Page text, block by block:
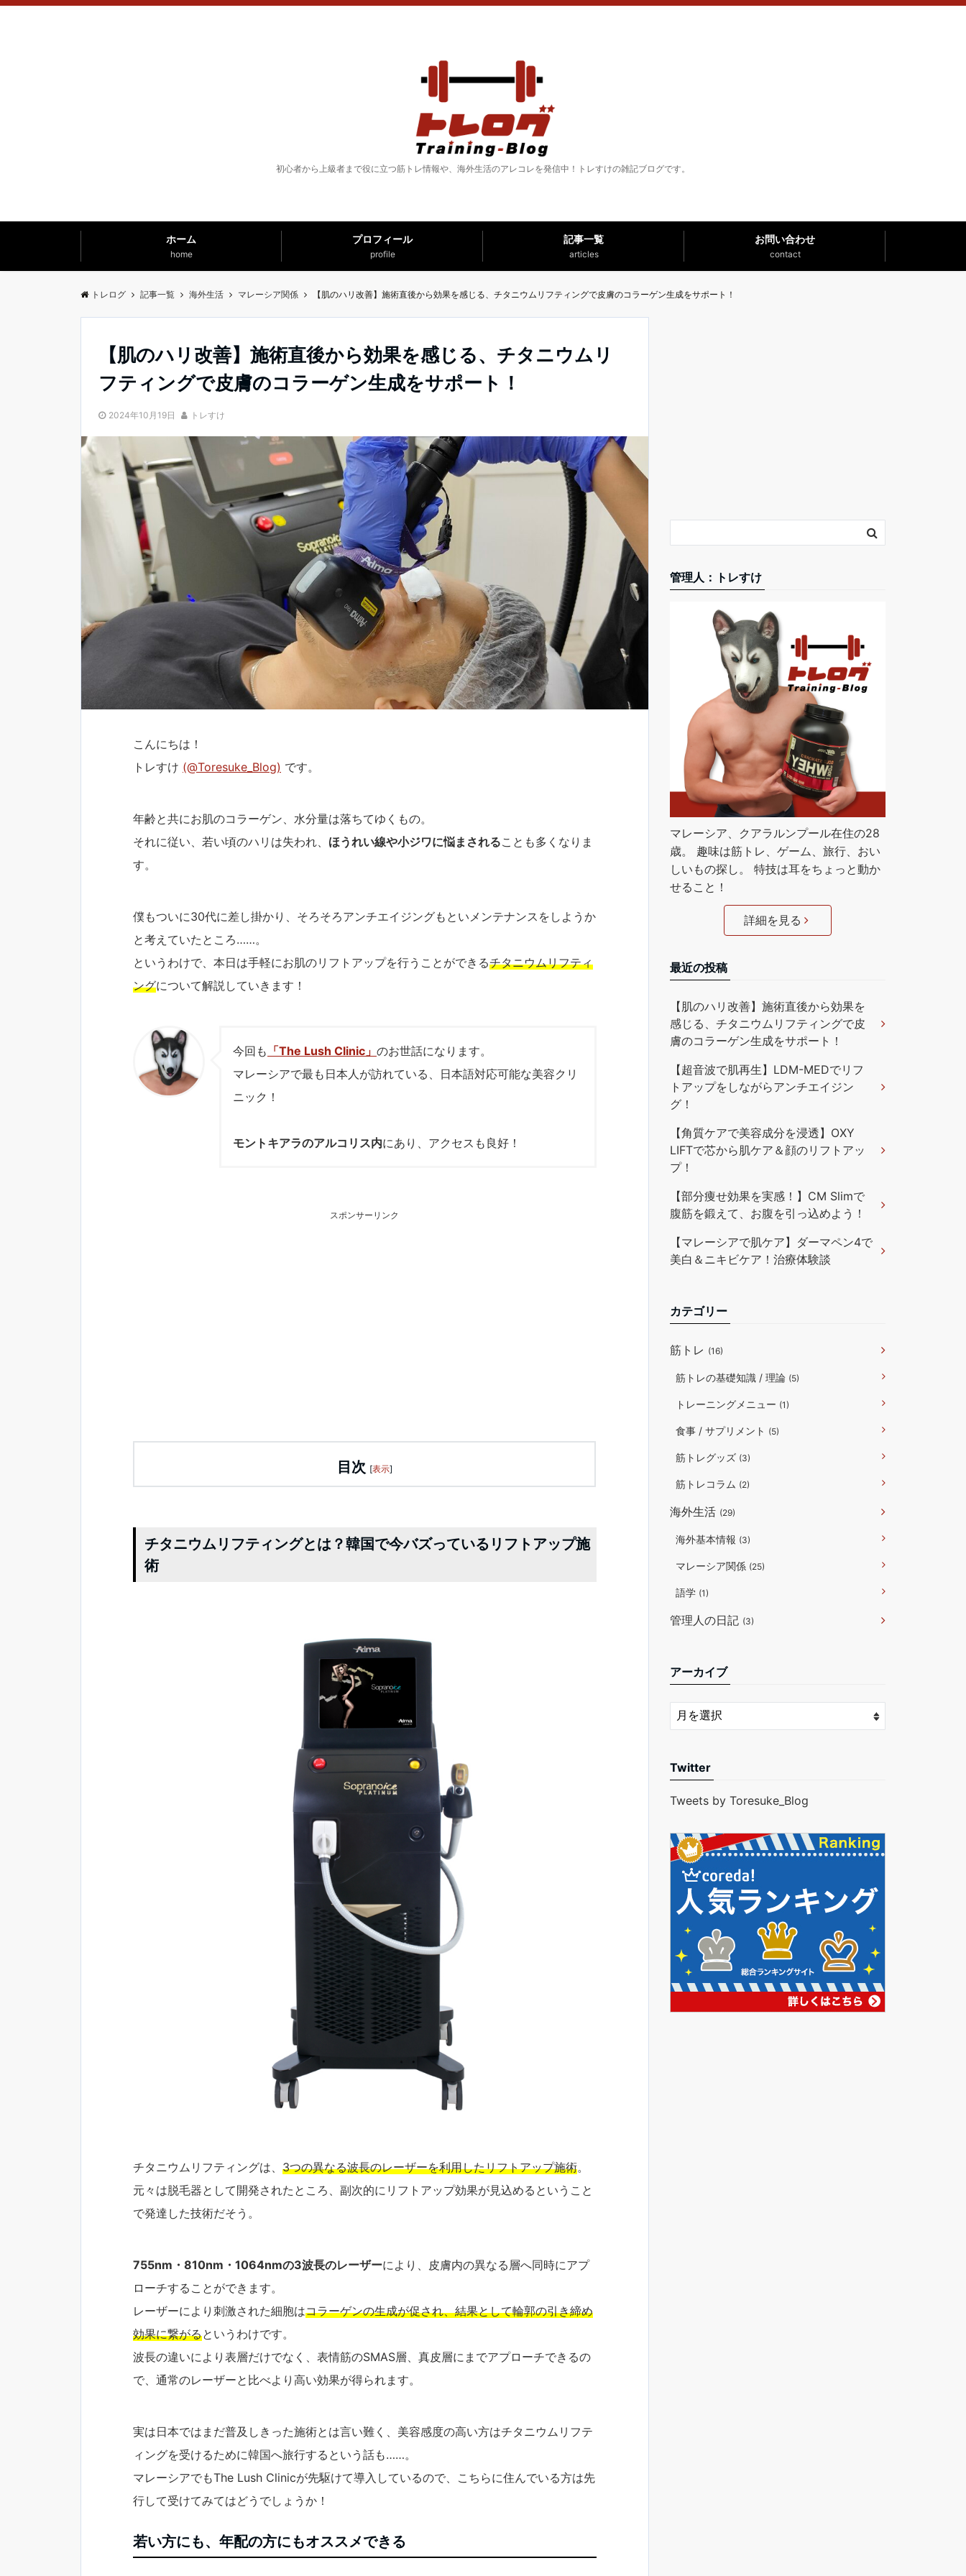
初心者から上級者まで役に立つ筋トレ情報や、海外生活のアレコレを発信中！トレすけの雑記ブログです。
ホーム
home
プロフィール
profile
記事一覧
articles
お問い合わせ
contact
トレログ 記事一覧 海外生活 マレーシア関係 【肌のハリ改善】施術直後から効果を感じる、チタニウムリフティングで皮膚のコラーゲン生成をサポート！
【肌のハリ改善】施術直後から効果を感じる、チタニウムリ
フティングで皮膚のコラーゲン生成をサポート！
2024年10月19日 トレすけ
こんにちは！
トレすけ (‎@Toresuke_Blog) です。
年齢と共にお肌のコラーゲン、水分量は落ちてゆくもの。
それに従い、若い頃のハリは失われ、 ほうれい線や小ジワに悩まされることも多くなりま
す。
僕もついに30代に差し掛かり、そろそろアンチエイジングもといメンテナンスをしようか
と考えていたところ……。
というわけで、本日は手軽にお肌のリフトアップを行うことができるチタニウムリフティ
ングについて解説していきます！
今回も 「The Lush Clinic」 のお世話になります。
マレーシアで最も日本人が訪れている、日本語対応可能な美容クリ
ニック！
モントキアラのアルコリス内にあり、アクセスも良好！
スポンサーリンク
目次 [表示]
チタニウムリフティングとは？韓国で今バズっているリフトアップ施
術
チタニウムリフティングは、 3つの異なる波長のレーザーを利用したリフトアップ施術。
元々は脱毛器として開発されたところ、副次的にリフトアップ効果が見込めるということ
で発達した技術だそう。
755nm・810nm・1064nmの3波長のレーザーにより、皮膚内の異なる層へ同時にアプ
ローチすることができます。
レーザーにより刺激された細胞はコラーゲンの生成が促され、結果として輪郭の引き締め
効果に繋がるというわけです。
波長の違いにより表層だけでなく、表情筋のSMAS層、真皮層にまでアプローチできるの
で、通常のレーザーと比べより高い効果が得られます。
実は日本ではまだ普及しきった施術とは言い難く、美容感度の高い方はチタニウムリフテ
ィングを受けるために韓国へ旅行するという話も……。
マレーシアでもThe Lush Clinicが先駆けて導入しているので、こちらに住んでいる方は先
行して受けてみてはどうでしょうか！
若い方にも、年配の方にもオススメできる
管理人：トレすけ
マレーシア、クアラルンプール在住の28
歳。 趣味は筋トレ、ゲーム、旅行、おい
しいもの探し。 特技は耳をちょっと動か
せること！
詳細を見る
最近の投稿
【肌のハリ改善】施術直後から効果を
感じる、チタニウムリフティングで皮
膚のコラーゲン生成をサポート！
【超音波で肌再生】LDM-MEDでリフ
トアップをしながらアンチエイジン
グ！
【角質ケアで美容成分を浸透】OXY
LIFTで芯から肌ケア＆顔のリフトアッ
プ！
【部分痩せ効果を実感！】CM Slimで
腹筋を鍛えて、お腹を引っ込めよう！
【マレーシアで肌ケア】ダーマペン4で
美白＆ニキビケア！治療体験談
カテゴリー
筋トレ (16)
筋トレの基礎知識 / 理論 (5)
トレーニングメニュー (1)
食事 / サプリメント (5)
筋トレグッズ (3)
筋トレコラム (2)
海外生活 (29)
海外基本情報 (3)
マレーシア関係 (25)
語学 (1)
管理人の日記 (3)
アーカイブ
Twitter
Tweets by Toresuke_Blog